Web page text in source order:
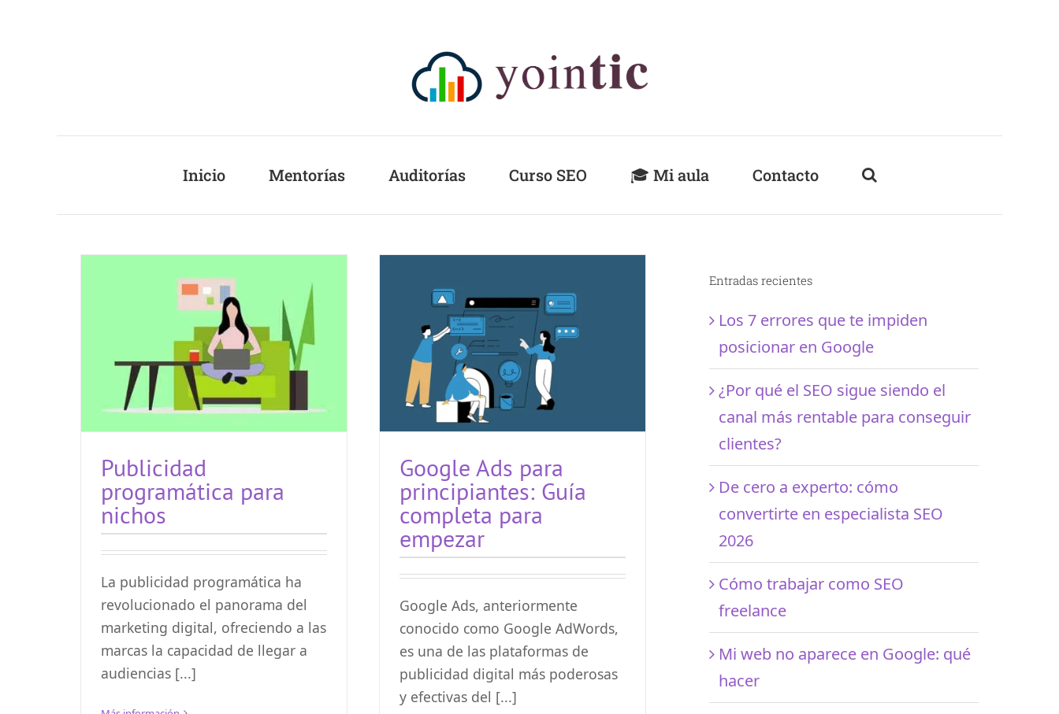
Inicio Mentorías Auditorías Curso SEO 🎓 Mi aula Contacto
Publicidad
programática para
nichos
La publicidad programática ha
revolucionado el panorama del
marketing digital, ofreciendo a las
marcas la capacidad de llegar a
audiencias [...]
Google Ads para
principiantes: Guía
completa para
empezar
Google Ads, anteriormente
conocido como Google AdWords,
es una de las plataformas de
publicidad digital más poderosas
y efectivas del [...]
Entradas recientes
Los 7 errores que te impiden
posicionar en Google
¿Por qué el SEO sigue siendo el
canal más rentable para conseguir
clientes?
De cero a experto: cómo
convertirte en especialista SEO
2026
Cómo trabajar como SEO
freelance
Mi web no aparece en Google: qué
hacer